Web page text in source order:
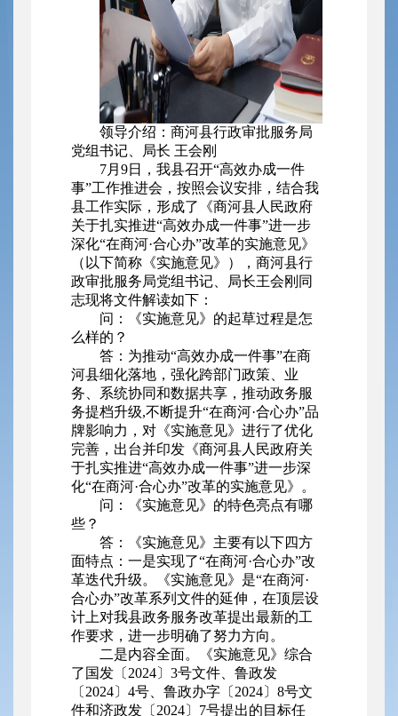
领导介绍：商河县行政审批服务局
党组书记、局长 王会刚
7月9日，我县召开“高效办成一件
事”工作推进会，按照会议安排，结合我
县工作实际，形成了《商河县人民政府
关于扎实推进“高效办成一件事”进一步
深化“在商河·合心办”改革的实施意见》
（以下简称《实施意见》），商河县行
政审批服务局党组书记、局长王会刚同
志现将文件解读如下：
问：《实施意见》的起草过程是怎
么样的？
答：为推动“高效办成一件事”在商
河县细化落地，强化跨部门政策、业
务、系统协同和数据共享，推动政务服
务提档升级,不断提升“在商河·合心办”品
牌影响力，对《实施意见》进行了优化
完善，出台并印发《商河县人民政府关
于扎实推进“高效办成一件事”进一步深
化“在商河·合心办”改革的实施意见》。
问：《实施意见》的特色亮点有哪
些？
答：《实施意见》主要有以下四方
面特点：一是实现了“在商河·合心办”改
革迭代升级。《实施意见》是“在商河·
合心办”改革系列文件的延伸，在顶层设
计上对我县政务服务改革提出最新的工
作要求，进一步明确了努力方向。
二是内容全面。《实施意见》综合
了国发〔2024〕3号文件、鲁政发
〔2024〕4号、鲁政办字〔2024〕8号文
件和济政发〔2024〕7号提出的目标任